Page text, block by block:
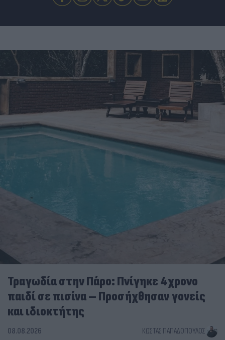
Τραγωδία στην Πάρο: Πνίγηκε 4χρονο
παιδί σε πισίνα – Προσήχθησαν γονείς
και ιδιοκτήτης
08.08.2026 ΚΏΣΤΑΣ ΠΑΠΑΔΌΠΟΥΛΟΣ